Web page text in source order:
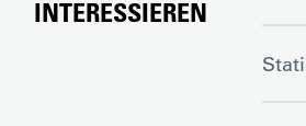
INTERESSIEREN